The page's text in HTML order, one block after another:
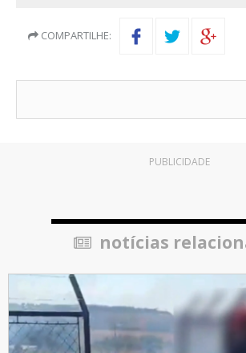
COMPARTILHE:
PUBLICIDADE
notícias